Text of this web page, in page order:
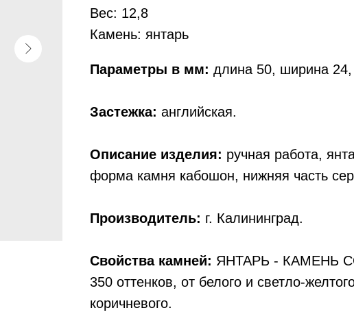
Параметры в мм: длина 50, ширина
Застежка: английская.
Описание изделия: ручная работа,
форма камня кабошон, нижняя часть
Производитель: г. Калининград.
Свойства камней: ЯНТАРЬ - КАМЕНЬ
350 оттенков, от белого и светло-
коричневого.
Вес: 12,8
Камень: янтарь